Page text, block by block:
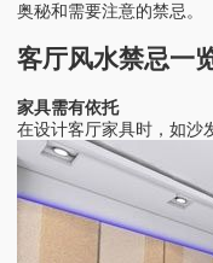
奥秘和需要注意的禁忌。
客厅风水禁忌一
家具需有依托
在设计客厅家具时，如沙